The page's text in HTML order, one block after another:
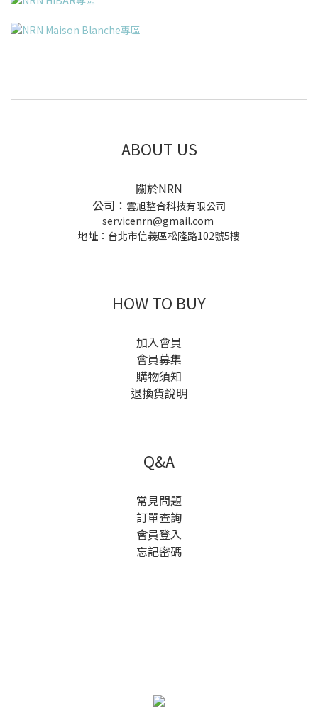
ABOUT US
關於NRN
公司： 雲旭整合科技有限公司
servicenrn@gmail.com
地址：台北市信義區松隆路102號5樓
HOW TO BUY
加入會員
會員募集
購物須知
退換貨說明
Q&A
常見問題
訂單查詢
會員登入
忘記密碼